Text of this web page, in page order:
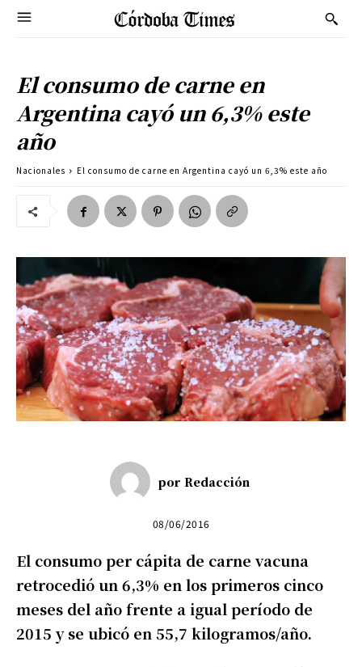
El consumo de carne en
Argentina cayó un 6,3% este
año
Nacionales El consumo de carne en Argentina cayó un 6,3% este año
por Redacción
08/06/2016
El consumo per cápita de carne vacuna
retrocedió un 6,3% en los primeros cinco
meses del año frente a igual período de
2015 y se ubicó en 55,7 kilogramos/año.